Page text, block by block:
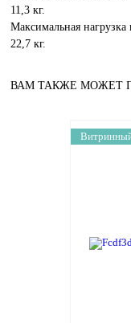
11,3 кг.
Максимальная
22,7 кг.
ВАМ ТАКЖЕ МОЖЕТ